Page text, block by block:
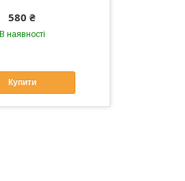
580 ₴
В наявності
Купити